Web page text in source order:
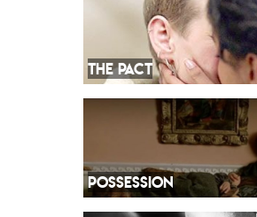
THE PACT
POSSESSION